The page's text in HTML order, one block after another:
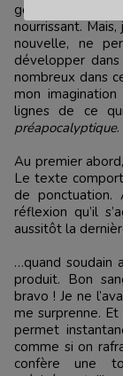
gourmande de
nourrissant.
nouvelle, ne
développer
nombreux dans
mon
lignes de ce
préapocalyptique.
Au premier
Le texte
de
réflexion qu’il
aussitôt la
…quand soudain
produit. Bon
bravo ! Je ne
me surprenne.
permet
comme si on
confère une